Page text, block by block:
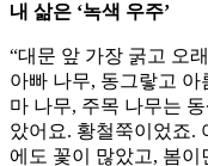
내 삶은 ‘녹색 우주’
“대문 앞 가장 굵고 오
아빠 나무, 동그랗고
마 나무, 주목 나무는
았어요. 황철쭉이었죠.
에도 꽃이 많았고, 봄